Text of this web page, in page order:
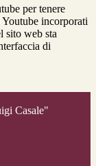
per tenere
incorporati
sito web sta
di
Casale"